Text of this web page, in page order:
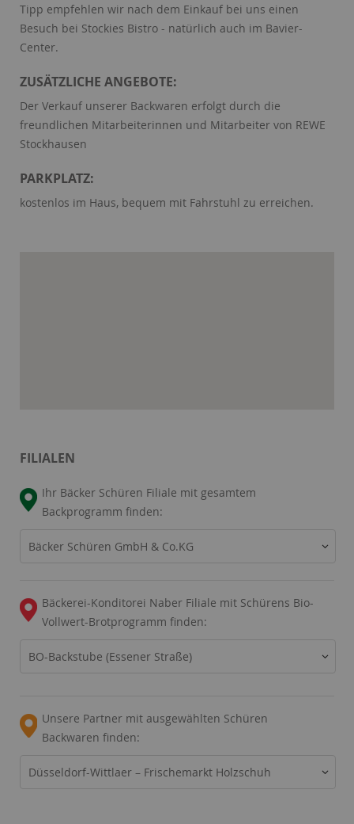
Tipp empfehlen wir nach dem Einkauf bei uns einen
Besuch bei Stockies Bistro - natürlich auch im Bavier-
Center.
ZUSÄTZLICHE ANGEBOTE:
Der Verkauf unserer Backwaren erfolgt durch die
freundlichen Mitarbeiterinnen und Mitarbeiter von REWE
Stockhausen
PARKPLATZ:
kostenlos im Haus, bequem mit Fahrstuhl zu erreichen.
FILIALEN
Ihr Bäcker Schüren Filiale mit gesamtem
Backprogramm finden:
Bäcker Schüren GmbH & Co.KG
Bäckerei-Konditorei Naber Filiale mit Schürens Bio-
Vollwert-Brotprogramm finden:
BO-Backstube (Essener Straße)
Unsere Partner mit ausgewählten Schüren
Backwaren finden:
Düsseldorf-Wittlaer – Frischemarkt Holzschuh